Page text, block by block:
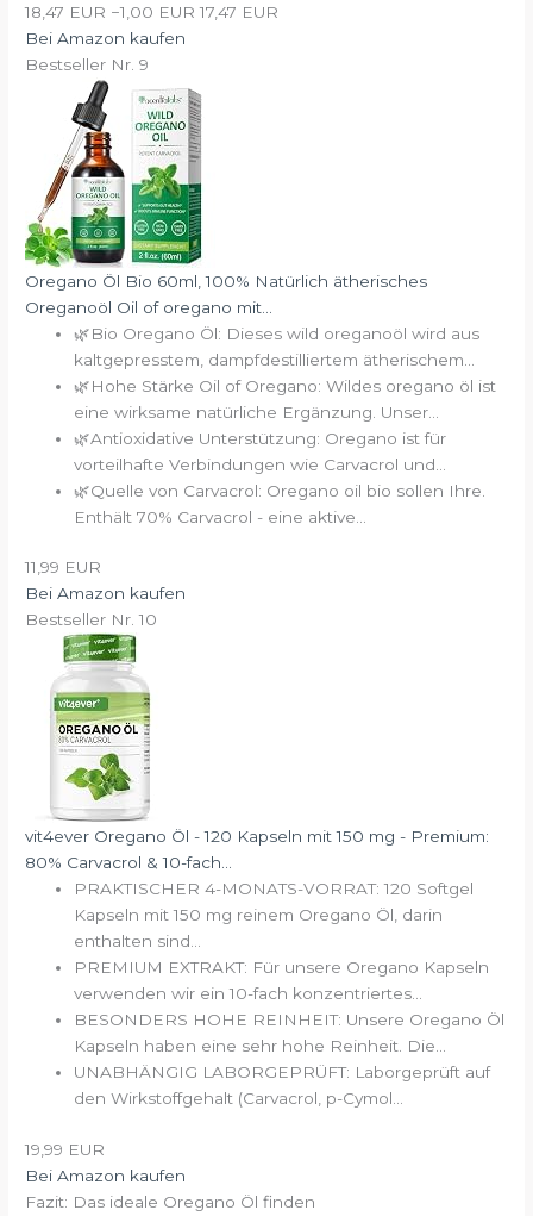
18,47 EUR −1,00 EUR 17,47 EUR
Bei Amazon kaufen
Bestseller Nr. 9
Oregano Öl Bio 60ml, 100% Natürlich ätherisches
Oreganoöl Oil of oregano mit...
🌿Bio Oregano Öl: Dieses wild oreganoöl wird aus
kaltgepresstem, dampfdestilliertem ätherischem...
🌿Hohe Stärke Oil of Oregano: Wildes oregano öl ist
eine wirksame natürliche Ergänzung. Unser...
🌿Antioxidative Unterstützung: Oregano ist für
vorteilhafte Verbindungen wie Carvacrol und...
🌿Quelle von Carvacrol: Oregano oil bio sollen Ihre.
Enthält 70% Carvacrol - eine aktive...
11,99 EUR
Bei Amazon kaufen
Bestseller Nr. 10
vit4ever Oregano Öl - 120 Kapseln mit 150 mg - Premium:
80% Carvacrol & 10-fach...
PRAKTISCHER 4-MONATS-VORRAT: 120 Softgel
Kapseln mit 150 mg reinem Oregano Öl, darin
enthalten sind...
PREMIUM EXTRAKT: Für unsere Oregano Kapseln
verwenden wir ein 10-fach konzentriertes...
BESONDERS HOHE REINHEIT: Unsere Oregano Öl
Kapseln haben eine sehr hohe Reinheit. Die...
UNABHÄNGIG LABORGEPRÜFT: Laborgeprüft auf
den Wirkstoffgehalt (Carvacrol, p-Cymol...
19,99 EUR
Bei Amazon kaufen
Fazit: Das ideale Oregano Öl finden